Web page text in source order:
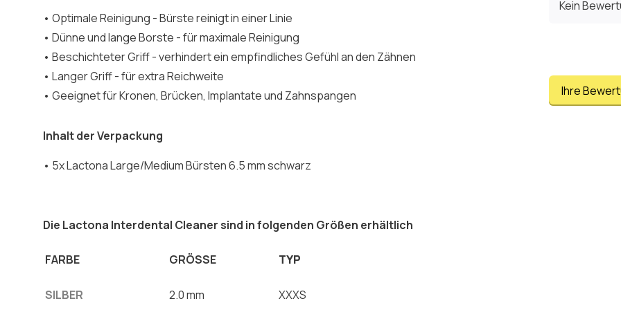
• Optimale Reinigung - Bürste reinigt in einer Linie
• Dünne und lange Borste - für maximale Reinigung
• Beschichteter Griff - verhindert ein empfindliches Gefühl an den Zähnen
• Langer Griff - für extra Reichweite
• Geeignet für Kronen, Brücken, Implantate und Zahnspangen
Inhalt der Verpackung
• 5x Lactona Large/Medium Bürsten 6.5 mm schwarz
Die Lactona Interdental Cleaner sind in folgenden Größen erhältlich
FARBE GRÖSSE TYP
SILBER 2.0 mm
XXXS
Kein
Ihre